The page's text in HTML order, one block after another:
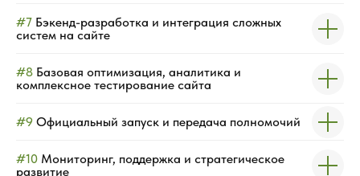
#7 Бэкенд-разработка и интеграция сложных
систем на сайте
#8 Базовая оптимизация, аналитика и
комплексное тестирование сайта
#9 Официальный запуск и передача полномочий
#10 Мониторинг, поддержка и стратегическое
развитие